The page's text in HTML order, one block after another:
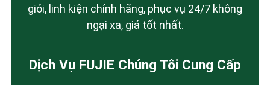
giỏi, linh kiện chính hãng, phục vụ 24/7 không
ngại xa, giá tốt nhất.
Dịch Vụ FUJIE Chúng Tôi Cung Cấp